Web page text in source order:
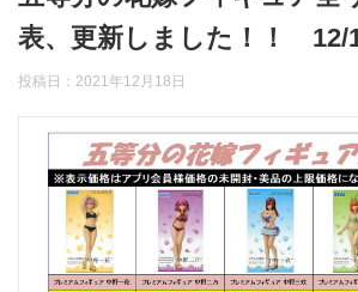
表、更新しました！！ 12/
投稿日： 2021年12月18日